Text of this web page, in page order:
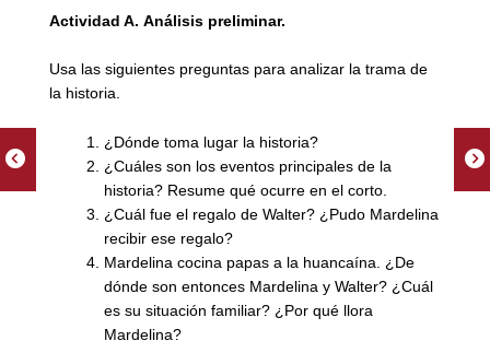
Actividad A. Análisis preliminar.
Usa las siguientes preguntas para analizar la trama de
la historia.
¿Dónde toma lugar la historia?
¿Cuáles son los eventos principales de la
historia? Resume qué ocurre en el corto.
¿Cuál fue el regalo de Walter? ¿Pudo Mardelina
recibir ese regalo?
Mardelina cocina papas a la huancaína. ¿De
dónde son entonces Mardelina y Walter? ¿Cuál
es su situación familiar? ¿Por qué llora
Mardelina?